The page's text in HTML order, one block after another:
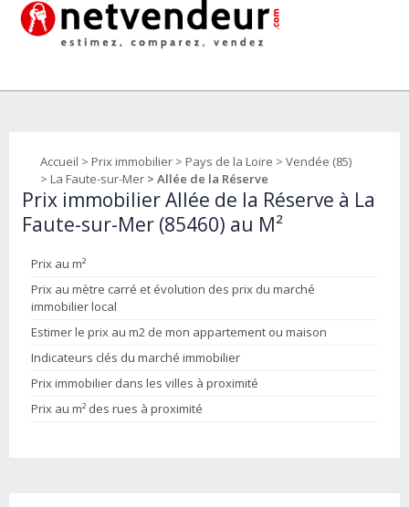
Accueil > Prix immobilier > Pays de la Loire > Vendée (85)
> La Faute-sur-Mer > Allée de la Réserve
Prix immobilier Allée de la Réserve à La
Faute-sur-Mer (85460) au M²
Prix au m²
Prix au mètre carré et évolution des prix du marché
immobilier local
Estimer le prix au m2 de mon appartement ou maison
Indicateurs clés du marché immobilier
Prix immobilier dans les villes à proximité
Prix au m² des rues à proximité